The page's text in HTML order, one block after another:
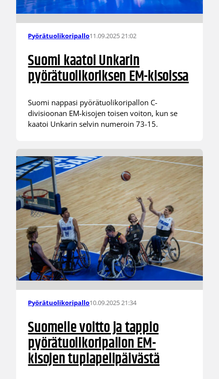
Pyörätuolikoripallo11.09.2025 21:02
Suomi kaatoi Unkarin
pyörätuolikoriksen EM-kisoissa
Suomi nappasi pyörätuolikoripallon C-
divisioonan EM-kisojen toisen voiton, kun se
kaatoi Unkarin selvin numeroin 73-15.
Pyörätuolikoripallo10.09.2025 21:34
Suomelle voitto ja tappio
pyörätuolikoripallon EM-
kisojen tuplapelipäivästä